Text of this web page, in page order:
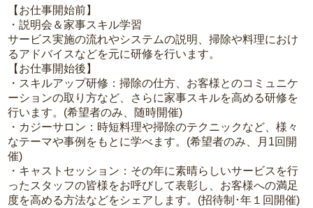
【お仕事開始前】
・説明会＆家事スキル学習
サービス実施の流れやシステムの説明、掃除や料理におけ
るアドバイスなどを元に研修を行います。
【お仕事開始後】
・スキルアップ研修：掃除の仕方、お客様とのコミュニケ
ーションの取り方など、さらに家事スキルを高める研修を
行います。(希望者のみ、随時開催)
・カジーサロン：時短料理や掃除のテクニックなど、様々
なテーマや事例をもとに学べます。(希望者のみ、月1回開
催)
・キャストセッション：その年に素晴らしいサービスを行
ったスタッフの皆様をお呼びして表彰し、お客様への満足
度を高める方法などをシェアします。(招待制･年１回開催)